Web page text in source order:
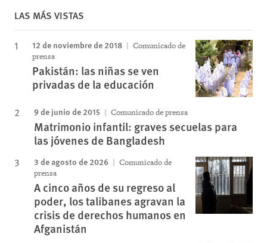
LAS MÁS VISTAS
12 de noviembre de 2018
Comunicado de
prensa
Pakistán: las niñas se ven
privadas de la educación
9 de junio de 2015 Comunicado de prensa
Matrimonio infantil: graves secuelas para
las jóvenes de Bangladesh
3 de agosto de 2026
Comunicado de
prensa
A cinco años de su regreso al
poder, los talibanes agravan la
crisis de derechos humanos en
Afganistán